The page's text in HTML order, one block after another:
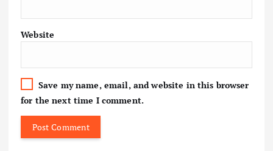
Website
Save my name, email, and website in this browser
for the next time I comment.